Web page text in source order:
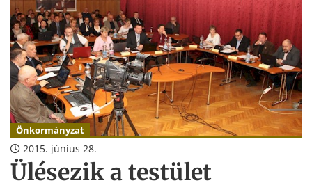
Önkormányzat
2015. június 28.
Ülésezik a testület